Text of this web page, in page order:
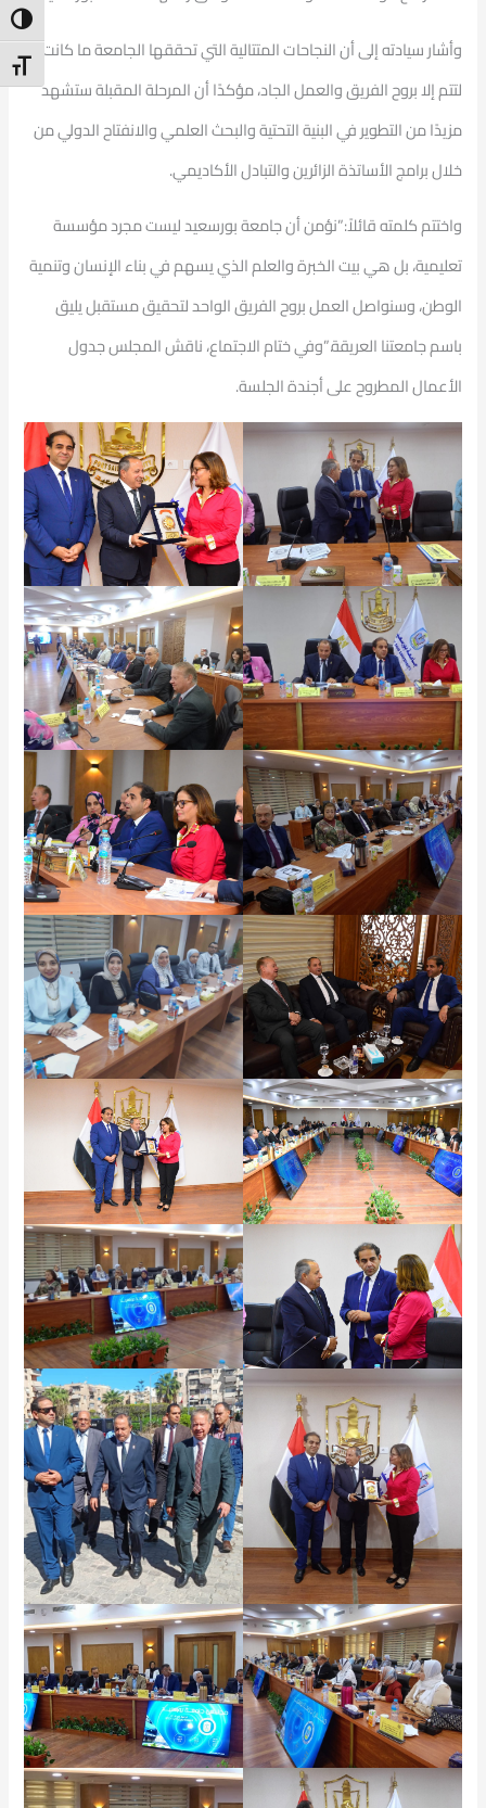
وأشار سيادته إلى أن النجاحات المتتالية التي تحققها الجامعة ما كانت
لتتم إلا بروح الفريق والعمل الجاد، مؤكدًا أن المرحلة المقبلة ستشهد
مزيدًا من التطوير في البنية التحتية والبحث العلمي والانفتاح الدولي من
خلال برامج الأساتذة الزائرين والتبادل الأكاديمي.
واختتم كلمته قائلاً:”نؤمن أن جامعة بورسعيد ليست مجرد مؤسسة
تعليمية، بل هي بيت الخبرة والعلم الذي يسهم في بناء الإنسان وتنمية
الوطن، وسنواصل العمل بروح الفريق الواحد لتحقيق مستقبل يليق
باسم جامعتنا العريقة.”وفي ختام الاجتماع، ناقش المجلس جدول
الأعمال المطروح على أجندة الجلسة.